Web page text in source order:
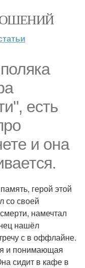
есть
и она
герой этой
со своей
намечтал
нашёл
с в оффлайне.
и понимающая
сидит в кафе в